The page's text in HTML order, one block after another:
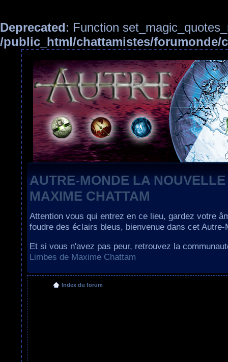
Deprecated: Function
/public_html/chattamistes/forumonde/
AUTRE-MONDE LA
MAXIME CHATTAM
Attention vous qui entrez en ce lieu, gardez votre
foudre des éclairs bleus, bienvenue dans cet Autre-
Et si vous n'avez pas peur, retrouvez la
Limbes de Maxime Chattam
Index du forum